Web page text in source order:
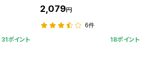
31ポイント
2,079円
6件
18ポイント